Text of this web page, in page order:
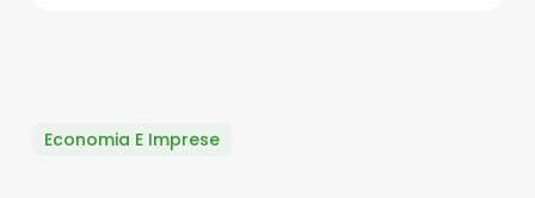
Economia E Imprese